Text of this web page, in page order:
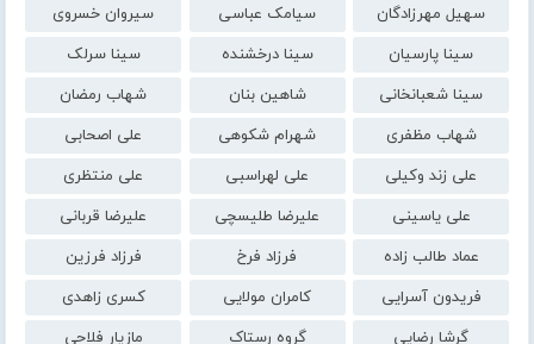
سهیل مهرزادگان
سیامک عباسی
سیروان خسروی
سینا پارسیان
سینا درخشنده
سینا سرلک
سینا شعبانخانی
شاهین بنان
شهاب رمضان
شهاب مظفری
شهرام شکوهی
علی اصحابی
علی زند وکیلی
علی لهراسبی
علی منتظری
علی یاسینی
علیرضا طلیسچی
علیرضا قربانی
عماد طالب زاده
فرزاد فرخ
فرزاد فرزین
فریدون آسرایی
کامران مولایی
کسری زاهدی
گرشا رضایی
گروه رستاک
مازیار فلاحی